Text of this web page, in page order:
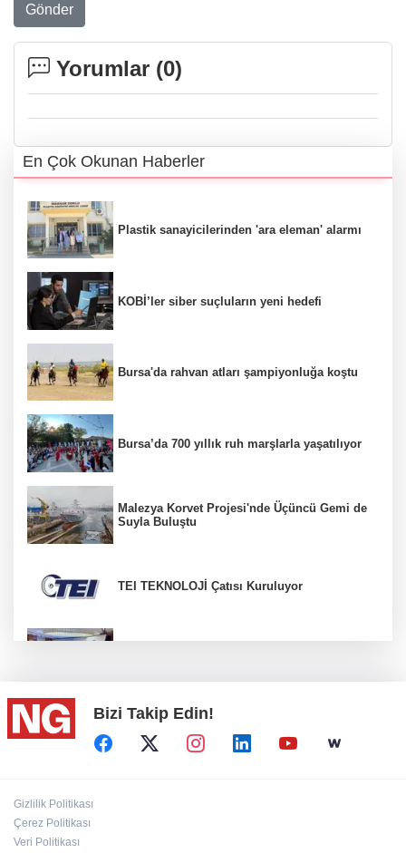
Gönder
Yorumlar (0)
En Çok Okunan Haberler
Plastik sanayicilerinden 'ara eleman' alarmı
KOBİ’ler siber suçluların yeni hedefi
Bursa'da rahvan atları şampiyonluğa koştu
Bursa’da 700 yıllık ruh marşlarla yaşatılıyor
Malezya Korvet Projesi'nde Üçüncü Gemi de
Suyla Buluştu
TEI TEKNOLOJİ Çatısı Kuruluyor
Bizi Takip Edin!
Gizlilik Politikası
Çerez Politikası
Veri Politikası